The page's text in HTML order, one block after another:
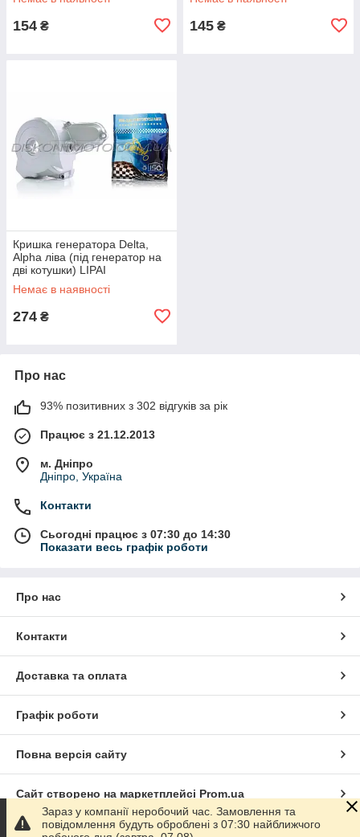
154 ₴ 145 ₴
Кришка генератора Delta,
Alpha ліва (під генератор на
дві котушки) LIPAI
Немає в наявності
274 ₴
Про нас
93% позитивних з 302 відгуків за рік
Працює з 21.12.2013
м. Дніпро
Дніпро, Україна
Контакти
Сьогодні працює з 07:30 до 14:30
Показати весь графік роботи
Про нас
Контакти
Доставка та оплата
Графік роботи
Повна версія сайту
Сайт створено на маркетплейсі Prom.ua
Політика конфіденційності
Зараз у компанії неробочий час. Замовлення та
повідомлення будуть оброблені з 07:30 найближчого